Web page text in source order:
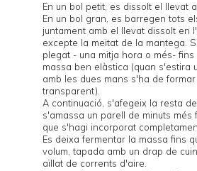
En un bol petit, es dissolt el llevat
En un bol gran, es barregen tots
juntament amb el llevat dissolt en
excepte la meitat de la mantega.
plegat - una mitja hora o més- fins
massa ben elàstica (quan s'estira
amb les dues mans s'ha de
transparent).
A continuació, s'afegeix la resta
s'amassa un parell de minuts més
que s'hagi incorporat
Es deixa fermentar la massa fins
volum, tapada amb un drap de
aïllat de corrents d'aire.